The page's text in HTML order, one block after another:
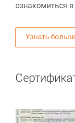
ознакомиться в
Узнать